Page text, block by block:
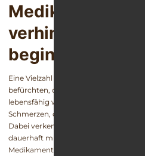
verhindern –
beginnen!
Eine Vielzahl der Menschen, die
befürchten, dass sie ohne die
lebensfähig wären. Sie haben Angst
Schmerzen, die innere Unruhe oder
Dabei verkennen sie jedoch häufig,
dauerhaft missbräuchliche Einnahme
Medikamente hervorgerufen werden,